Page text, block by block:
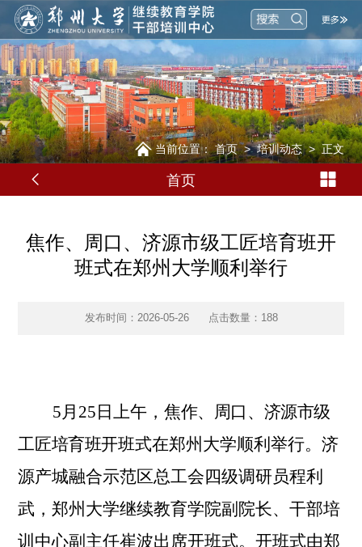
当前位置： 首页>培训动态>正文
首页
焦作、周口、济源市级工匠培育班开
班式在郑州大学顺利举行
发布时间：2026-05-26 点击数量： 188
5月25日上午，焦作、周口、济源市级
工匠培育班开班式在郑州大学顺利举行。济
源产城融合示范区总工会四级调研员程利
武，郑州大学继续教育学院副院长、干部培
训中心副主任崔波出席开班式。开班式由郑